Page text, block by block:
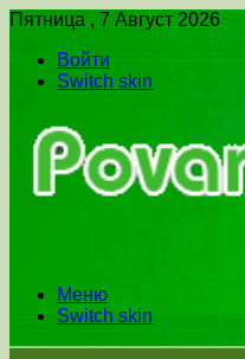
Пятница , 7 Август 2026
Войти
Switch skin
Меню
Switch skin